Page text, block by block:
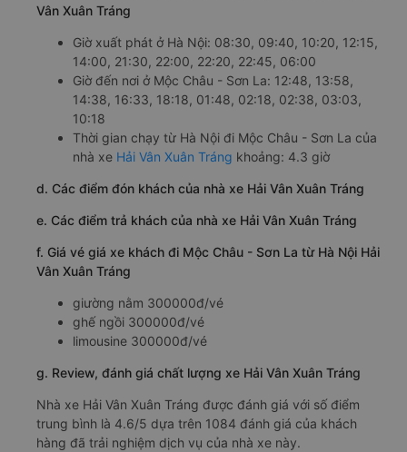
Vân Xuân Tráng
Giờ xuất phát ở Hà Nội: 08:30, 09:40, 10:20, 12:15,
14:00, 21:30, 22:00, 22:20, 22:45, 06:00
Giờ đến nơi ở Mộc Châu - Sơn La: 12:48, 13:58,
14:38, 16:33, 18:18, 01:48, 02:18, 02:38, 03:03,
10:18
Thời gian chạy từ Hà Nội đi Mộc Châu - Sơn La của
nhà xe Hải Vân Xuân Tráng khoảng: 4.3 giờ
d. Các điểm đón khách của nhà xe Hải Vân Xuân Tráng
e. Các điểm trả khách của nhà xe Hải Vân Xuân Tráng
f. Giá vé giá xe khách đi Mộc Châu - Sơn La từ Hà Nội Hải
Vân Xuân Tráng
giường nằm 300000đ/vé
ghế ngồi 300000đ/vé
limousine 300000đ/vé
g. Review, đánh giá chất lượng xe Hải Vân Xuân Tráng
Nhà xe Hải Vân Xuân Tráng được đánh giá với số điểm
trung bình là 4.6/5 dựa trên 1084 đánh giá của khách
hàng đã trải nghiệm dịch vụ của nhà xe này.